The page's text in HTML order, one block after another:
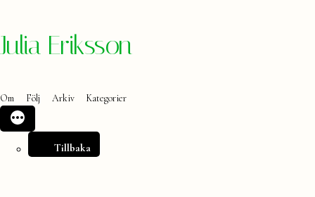
Hoppa
Julia Eriksson
Om Följ Arkiv Kategorier
Tillbaka